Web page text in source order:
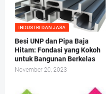
INDUSTRI DAN JASA
Besi UNP dan Pipa Baja
Hitam: Fondasi yang Kokoh
untuk Bangunan Berkelas
November 20, 2023